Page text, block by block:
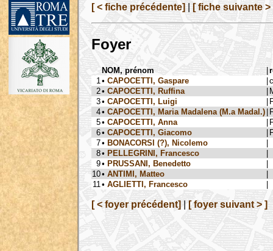
[ < fiche précédente] [ fiche suivante >
Foyer
NOM, prénom |
1 • CAPOCETTI, Gaspare |
2• CAPOCETTI, Ruffina |
3• CAPOCETTI, Luigi |
4• CAPOCETTI, Maria Madalena (M.a Madal.) |
5• CAPOCETTI, Anna |
6• CAPOCETTI, Giacomo |
7• BONACORSI (?), Nicolemo
|
8• PELLEGRINI, Francesco
|
9• PRUSSANI, Benedetto
|
10• ANTIMI, Matteo
|
11 • AGLIETTI, Francesco |
[ < foyer précédent] [ foyer suivant > ]